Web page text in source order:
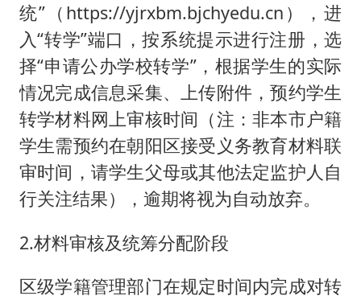
统”（https://yjrxbm.bjchyedu.cn），进
入“转学”端口，按系统提示进行注册，选
择“申请公办学校转学”，根据学生的实际
情况完成信息采集、上传附件，预约学生
转学材料网上审核时间（注：非本市户籍
学生需预约在朝阳区接受义务教育材料联
审时间，请学生父母或其他法定监护人自
行关注结果），逾期将视为自动放弃。
2.材料审核及统筹分配阶段
区级学籍管理部门在规定时间内完成对转